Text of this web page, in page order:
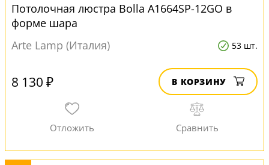
Потолочная люстра Bolla A1664SP-12GO в
форме шара
Arte Lamp (Италия)
53 шт.
8 130 ₽ В КОРЗИНУ